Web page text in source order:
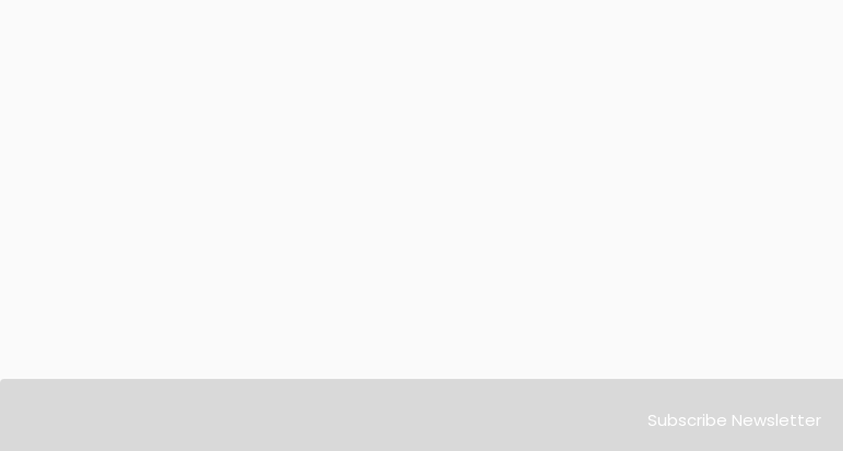
Subscribe Newsletter